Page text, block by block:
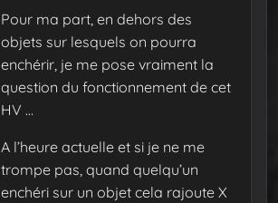
Pour ma part, en dehors des
objets sur lesquels on pourra
enchérir, je me pose vraiment la
question du fonctionnement de cet
HV …
A l’heure actuelle et si je ne me
trompe pas, quand quelqu’un
enchéri sur un objet cela rajoute X